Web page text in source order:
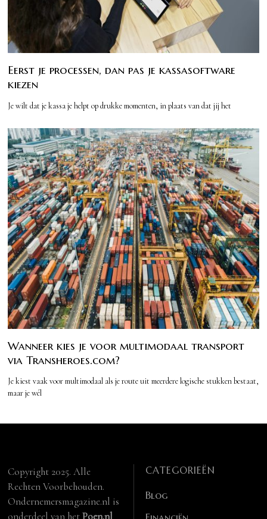
Eerst je processen, dan pas je kassasoftware
kiezen
Je wilt dat je kassa je helpt op drukke momenten, in plaats van dat jij het
Wanneer kies je voor multimodaal transport
via Transheroes.com?
Je kiest vaak voor multimodaal als je route uit meerdere logische stukken bestaat,
maar je wél
Copyright 2025. Alle
Rechten Voorbehouden.
Ondernemersmagazine.nl is
CATEGORIEËN
Blog